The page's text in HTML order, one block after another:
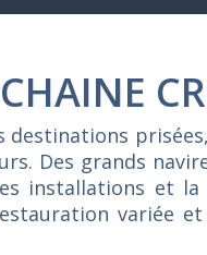
destinations
Des grands
installations et la
variée